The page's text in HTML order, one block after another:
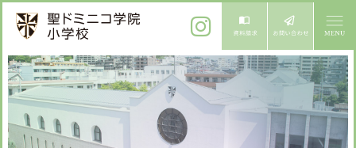
ご挨拶
校長メッセージ
教育方針